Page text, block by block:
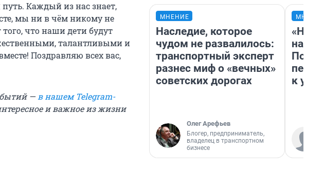
Каждый из нас знает,
мы ни в чём никому не
что наши дети будут
талантливыми и
Поздравляю всех вас,
— в нашем Telegram-
и важное из жизни
МНЕНИЕ
Наследие, которое
чудом не развалилось:
транспортный эксперт
разнес миф о «вечных»
советских дорогах
Олег Арефьев
Блогер, предприниматель,
владелец в транспортном
бизнесе
надо
к